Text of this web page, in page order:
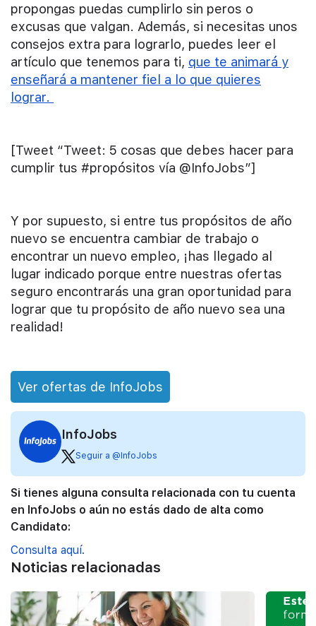
propongas puedas cumplirlo sin peros o
excusas que valgan. Además, si necesitas unos
consejos extra para lograrlo, puedes leer el
artículo que tenemos para ti, que te animará y
enseñará a mantener fiel a lo que quieres
lograr.
[Tweet “Tweet: 5 cosas que debes hacer para
cumplir tus #propósitos vía @InfoJobs”]
Y por supuesto, si entre tus propósitos de año
nuevo se encuentra cambiar de trabajo o
encontrar un nuevo empleo, ¡has llegado al
lugar indicado porque entre nuestras ofertas
seguro encontrarás una gran oportunidad para
lograr que tu propósito de año nuevo sea una
realidad!
Ver ofertas de InfoJobs
InfoJobs
Seguir a @InfoJobs
Si tienes alguna consulta relacionada con tu cuenta
en InfoJobs o aún no estás dado de alta como
Candidato:
Consulta aquí.
Noticias relacionadas